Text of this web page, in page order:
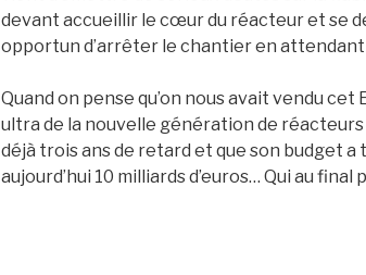
devant accueillir le cœur du réacteur et se
opportun d’arrêter le chantier en attendant
Quand on pense qu’on nous avait vendu cet
ultra de la nouvelle génération de réacteurs
déjà trois ans de retard et que son budget
aujourd’hui 10 milliards d’euros… Qui au final